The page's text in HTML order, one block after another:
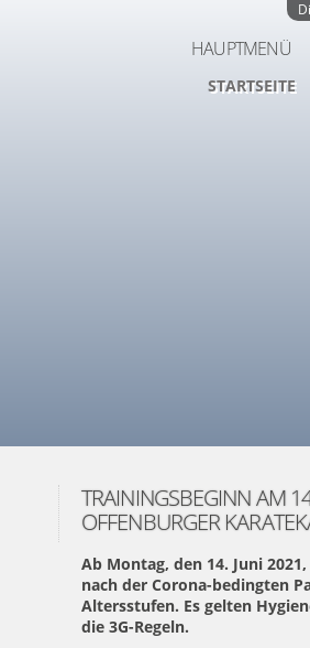
HAUPTMENÜ
STARTSEITE
TRAININGSBEGINN AM
OFFENBURGER
Ab Montag, den 14. Juni
nach der Corona-bedingten
Altersstufen. Es gelten
die 3G-Regeln.